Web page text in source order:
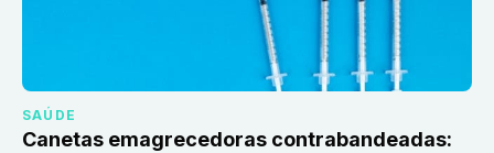
SAÚDE
Canetas emagrecedoras contrabandeadas: